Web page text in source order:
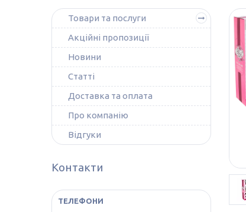
Товари та послуги
Акційні пропозиції
Новини
Статті
Доставка та оплата
Про компанію
Відгуки
Контакти